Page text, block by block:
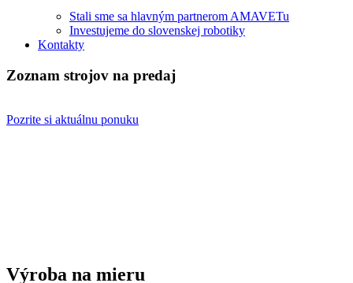
Stali sme sa hlavným partnerom AMAVETu
Investujeme do slovenskej robotiky
Kontakty
Zoznam strojov na predaj
Pozrite si aktuálnu ponuku
Výroba na mieru